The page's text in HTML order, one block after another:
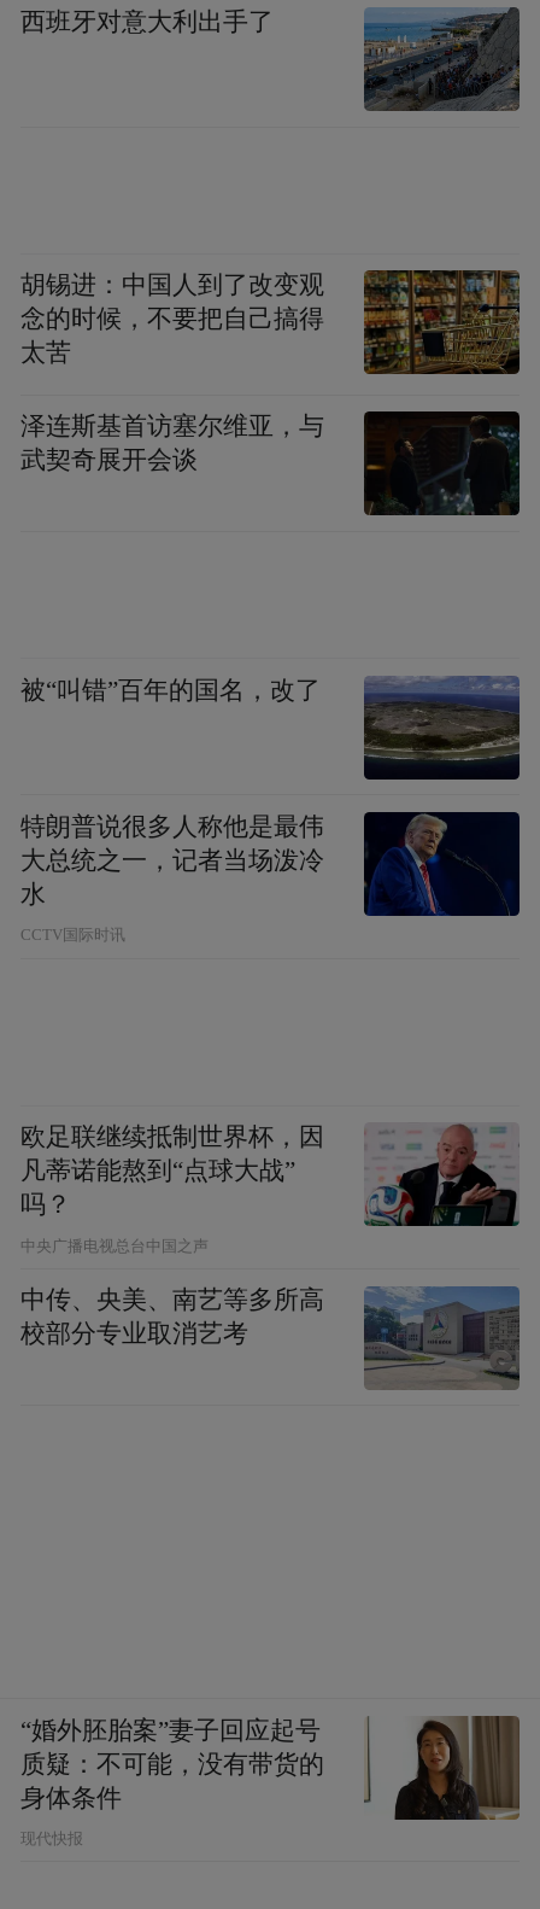
西班牙对意大利出手了
胡锡进：中国人到了改变观
念的时候，不要把自己搞得
太苦
泽连斯基首访塞尔维亚，与
武契奇展开会谈
被“叫错”百年的国名，改了
特朗普说很多人称他是最伟
大总统之一，记者当场泼冷
水
CCTV国际时讯
欧足联继续抵制世界杯，因
凡蒂诺能熬到“点球大战”
吗？
中央广播电视总台中国之声
中传、央美、南艺等多所高
校部分专业取消艺考
“婚外胚胎案”妻子回应起号
质疑：不可能，没有带货的
身体条件
现代快报